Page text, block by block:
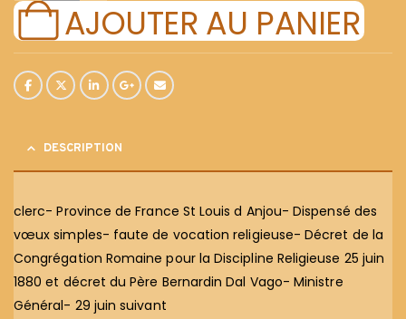
AJOUTER AU PANIER
DESCRIPTION
clerc- Province de France St Louis d Anjou- Dispensé des
vœux simples- faute de vocation religieuse- Décret de la
Congrégation Romaine pour la Discipline Religieuse 25 juin
1880 et décret du Père Bernardin Dal Vago- Ministre
Général- 29 juin suivant